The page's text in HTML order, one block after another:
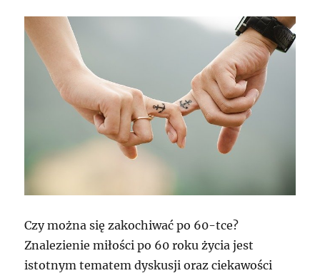
Czy można się zakochiwać po 60-tce?
Znalezienie miłości po 60 roku życia jest
istotnym tematem dyskusji oraz ciekawości